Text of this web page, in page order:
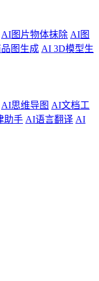
AI图片物体抹除 AI图
图生成 AI 3D模型生
AI思维导图 AI文档工
助手 AI语言翻译 AI